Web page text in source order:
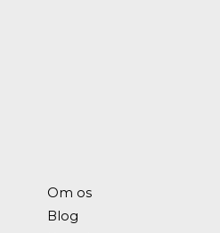
Om os
Blog